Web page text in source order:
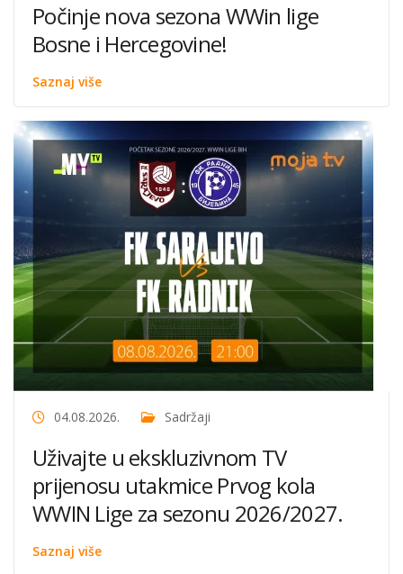
Počinje nova sezona WWin lige
Bosne i Hercegovine!
Saznaj više
04.08.2026. Sadržaji
Uživajte u ekskluzivnom TV
prijenosu utakmice Prvog kola
WWIN Lige za sezonu 2026/2027.
Saznaj više